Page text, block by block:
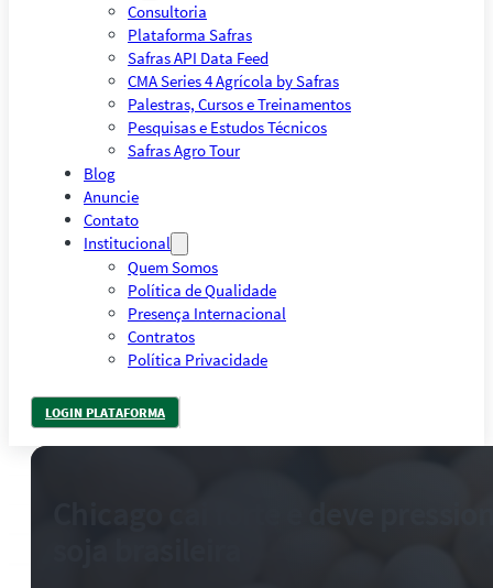
Consultoria
Plataforma Safras
Safras API Data Feed
CMA Series 4 Agrícola by Safras
Palestras, Cursos e Treinamentos
Pesquisas e Estudos Técnicos
Safras Agro Tour
Blog
Anuncie
Contato
Institucional
Quem Somos
Política de Qualidade
Presença Internacional
Contratos
Política Privacidade
LOGIN PLATAFORMA